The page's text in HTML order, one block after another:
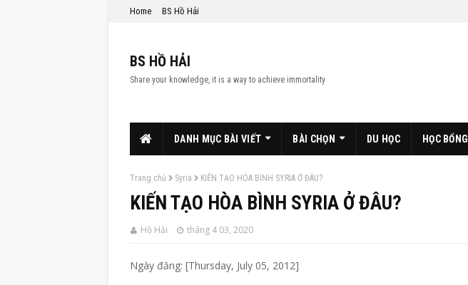
Home BS Hồ Hải
BS HỒ HẢI
Share your knowledge, it is a way to achieve immortality
DANH MỤC BÀI VIẾT BÀI CHỌN DU HỌC HỌC BỔNG
Trang chủ Syria KIẾN TẠO HÒA BÌNH SYRIA Ở ĐÂU?
KIẾN TẠO HÒA BÌNH SYRIA Ở ĐÂU?
Hồ Hải tháng 4 03, 2020
Ngày đăng: [Thursday, July 05, 2012]